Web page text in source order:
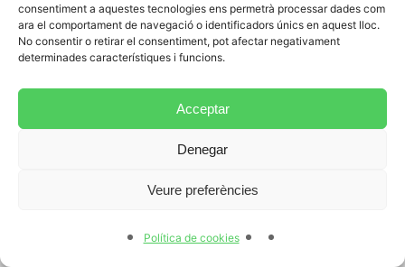
consentiment a aquestes tecnologies ens permetrà processar dades com
ara el comportament de navegació o identificadors únics en aquest lloc.
No consentir o retirar el consentiment, pot afectar negativament
determinades característiques i funcions.
Acceptar
Denegar
Veure preferències
Política de cookies
5.- Schreiben
5 lliçons
7.- Modellteste
Am Tag der Prüfung